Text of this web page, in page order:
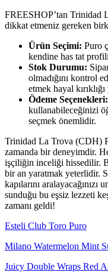
FREESHOP’tan Trinidad
dikkat etmeniz gereken
Ürün Seçimi: Puro
kendine has tat
Stok Durumu:
olmadığını kontrol
etmek hayal
Ödeme Seçenekleri:
kullanabileceğinizi
seçmek önemlidir.
Trinidad La Trova (CDH)
zamanda bir deneyimdir.
işçiliğin inceliği hissedilir.
bir an yaratmak yeterlidir.
kapılarını
sunduğu bu eşsiz lezzeti
zamanı geldi!
Esteli Club Toro Puro
Milano Watermelon Mint
Juicy Double Wraps Red